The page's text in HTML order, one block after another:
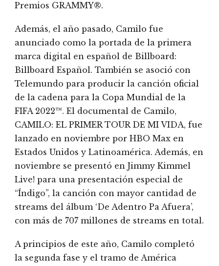
Premios GRAMMY®.
Además, el año pasado, Camilo fue
anunciado como la portada de la primera
marca digital en español de Billboard:
Billboard Español. También se asoció con
Telemundo para producir la canción oficial
de la cadena para la Copa Mundial de la
FIFA 2022™. El documental de Camilo,
CAMILO: EL PRIMER TOUR DE MI VIDA, fue
lanzado en noviembre por HBO Max en
Estados Unidos y Latinoamérica. Además, en
noviembre se presentó en Jimmy Kimmel
Live! para una presentación especial de
“Índigo”, la canción con mayor cantidad de
streams del álbum ‘De Adentro Pa Afuera’,
con más de 707 millones de streams en total.
A principios de este año, Camilo completó
la segunda fase y el tramo de América